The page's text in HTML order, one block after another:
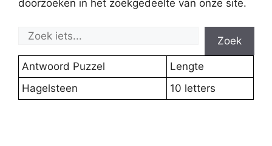
doorzoeken in het zoekgedeelte van onze site.
Zoek
Antwoord Puzzel
Lengte
Hagelsteen
10 letters